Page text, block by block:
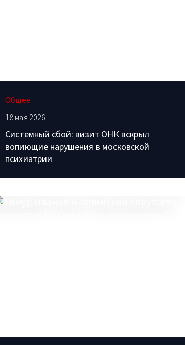
Общее
18 мая 2026
Системный сбой: визит ОНК вскрыл
вопиющие нарушения в московской
психиатрии